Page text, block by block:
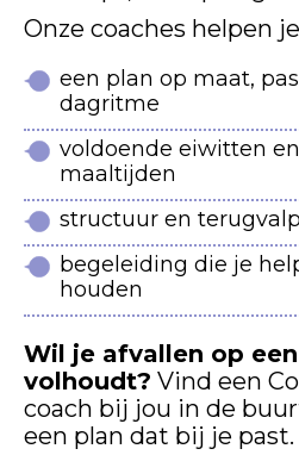
Onze coaches helpen
een plan op maat,
dagritme
voldoende eiwitten
maaltijden
structuur en
begeleiding die je
houden
Wil je afvallen op
volhoudt? Vind een
coach bij jou in de
een plan dat bij je past.